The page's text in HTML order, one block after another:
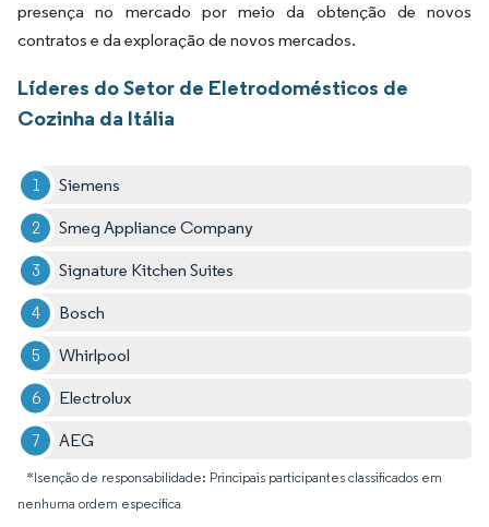
presença no mercado por meio da obtenção de novos
contratos e da exploração de novos mercados.
Líderes do Setor de Eletrodomésticos de
Cozinha da Itália
Siemens
Smeg Appliance Company
Signature Kitchen Suites
Bosch
Whirlpool
Electrolux
AEG
*Isenção de responsabilidade: Principais participantes classificados em
nenhuma ordem específica